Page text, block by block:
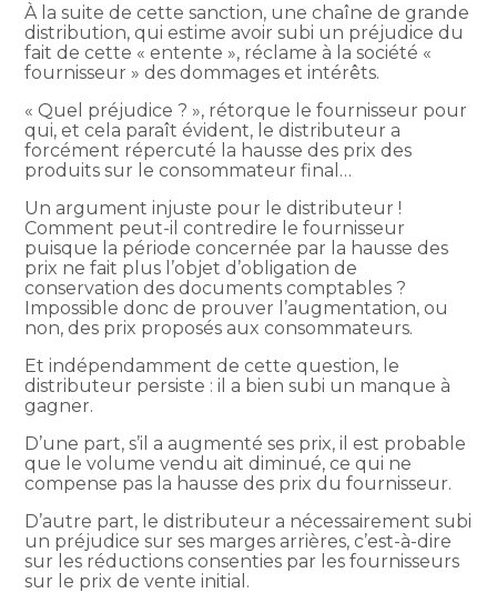
À la suite de cette sanction, une chaîne de grande
distribution, qui estime avoir subi un préjudice du
fait de cette « entente », réclame à la société «
fournisseur » des dommages et intérêts.
« Quel préjudice ? », rétorque le fournisseur pour
qui, et cela paraît évident, le distributeur a
forcément répercuté la hausse des prix des
produits sur le consommateur final…
Un argument injuste pour le distributeur !
Comment peut-il contredire le fournisseur
puisque la période concernée par la hausse des
prix ne fait plus l’objet d’obligation de
conservation des documents comptables ?
Impossible donc de prouver l’augmentation, ou
non, des prix proposés aux consommateurs.
Et indépendamment de cette question, le
distributeur persiste : il a bien subi un manque à
gagner.
D’une part, s’il a augmenté ses prix, il est probable
que le volume vendu ait diminué, ce qui ne
compense pas la hausse des prix du fournisseur.
D’autre part, le distributeur a nécessairement subi
un préjudice sur ses marges arrières, c’est-à-dire
sur les réductions consenties par les fournisseurs
sur le prix de vente initial.